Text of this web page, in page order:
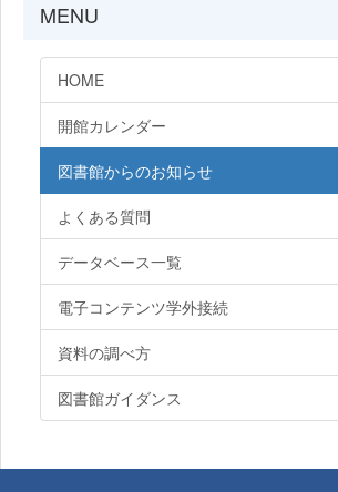
MENU
HOME
開館カレンダー
図書館からのお知らせ
よくある質問
データベース一覧
電子コンテンツ学外接続
資料の調べ方
図書館ガイダンス